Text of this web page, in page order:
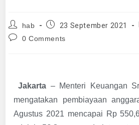
hab 23 September 2021
0 Comments
Jakarta– Menteri Keuangan
mengatakan pembiayaan
Agustus 2021 mencapai Rp